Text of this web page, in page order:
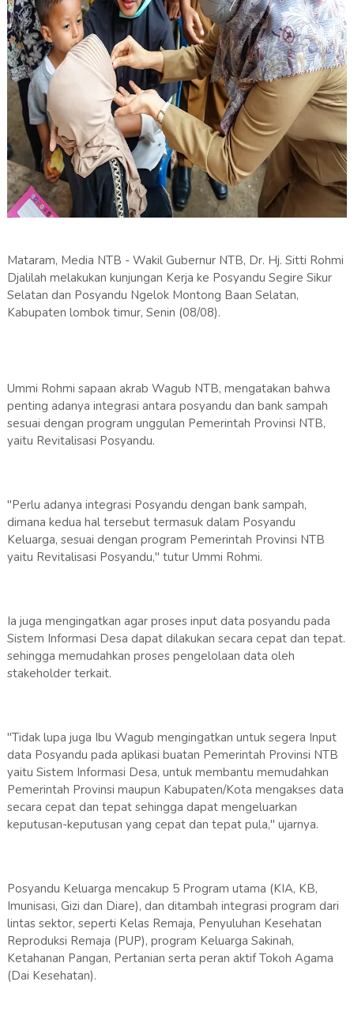
Mataram, Media NTB - Wakil Gubernur NTB, Dr. Hj. Sitti Rohmi
Djalilah melakukan kunjungan Kerja ke Posyandu Segire Sikur
Selatan dan Posyandu Ngelok Montong Baan Selatan,
Kabupaten lombok timur, Senin (08/08).
Ummi Rohmi sapaan akrab Wagub NTB, mengatakan bahwa
penting adanya integrasi antara posyandu dan bank sampah
sesuai dengan program unggulan Pemerintah Provinsi NTB,
yaitu Revitalisasi Posyandu.
"Perlu adanya integrasi Posyandu dengan bank sampah,
dimana kedua hal tersebut termasuk dalam Posyandu
Keluarga, sesuai dengan program Pemerintah Provinsi NTB
yaitu Revitalisasi Posyandu," tutur Ummi Rohmi.
Ia juga mengingatkan agar proses input data posyandu pada
Sistem Informasi Desa dapat dilakukan secara cepat dan tepat.
sehingga memudahkan proses pengelolaan data oleh
stakeholder terkait.
"Tidak lupa juga Ibu Wagub mengingatkan untuk segera Input
data Posyandu pada aplikasi buatan Pemerintah Provinsi NTB
yaitu Sistem Informasi Desa, untuk membantu memudahkan
Pemerintah Provinsi maupun Kabupaten/Kota mengakses data
secara cepat dan tepat sehingga dapat mengeluarkan
keputusan-keputusan yang cepat dan tepat pula," ujarnya.
Posyandu Keluarga mencakup 5 Program utama (KIA, KB,
Imunisasi, Gizi dan Diare), dan ditambah integrasi program dari
lintas sektor, seperti Kelas Remaja, Penyuluhan Kesehatan
Reproduksi Remaja (PUP), program Keluarga Sakinah,
Ketahanan Pangan, Pertanian serta peran aktif Tokoh Agama
(Dai Kesehatan).